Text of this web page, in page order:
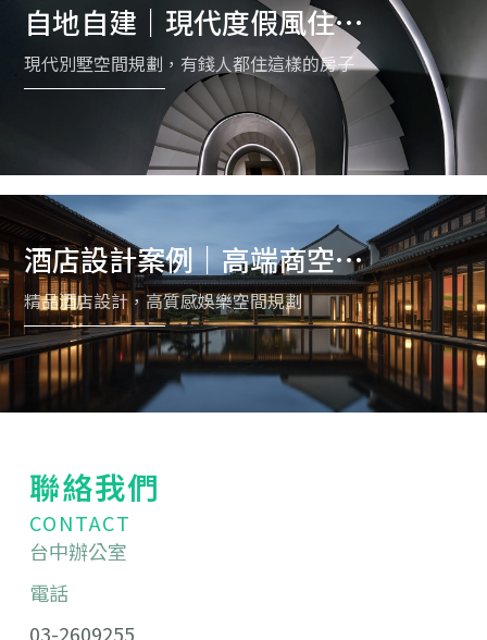
自地自建｜現代度假風住宅
規劃案例
現代別墅空間規劃，有錢人都住這樣的房子
酒店設計案例｜高端商空與
夜店空間規劃
精品酒店設計，高質感娛樂空間規劃
聯絡我們
CONTACT
台中辦公室
電話
03-2609255